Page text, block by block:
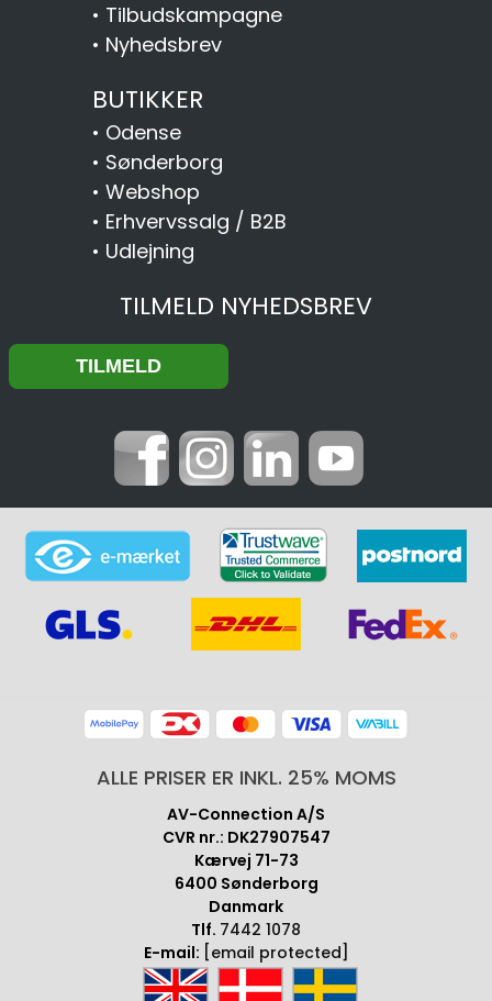
• Tilbudskampagne
• Nyhedsbrev
BUTIKKER
• Odense
• Sønderborg
• Webshop
• Erhvervssalg / B2B
• Udlejning
TILMELD NYHEDSBREV
ALLE PRISER ER INKL. 25% MOMS
AV-Connection A/S
CVR nr.: DK27907547
Kærvej 71-73
6400 Sønderborg
Danmark
Tlf. 7442 1078
E-mail: [email protected]